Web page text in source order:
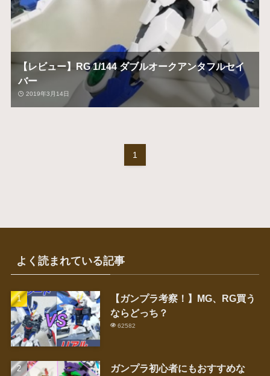
【レビュー】RG 1/144 ダブルオークアンタフルセイ
バー
2019年3月14日
1
よく読まれている記事
【ガンプラ考察！】MG、RG買う
ならどっち？
62582
ガンプラ初心者にもおすすめな